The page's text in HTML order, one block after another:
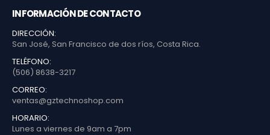
INFORMACIÓN DE CONTACTO
DIRECCIÓN:
San José, San Francisco de dos ríos, Costa Rica.
TELÉFONO:
(506) 8638-3217
CORREO:
ventas@gztechnoshop.com
HORARIO:
Lunes a viernes de 9am a 7pm